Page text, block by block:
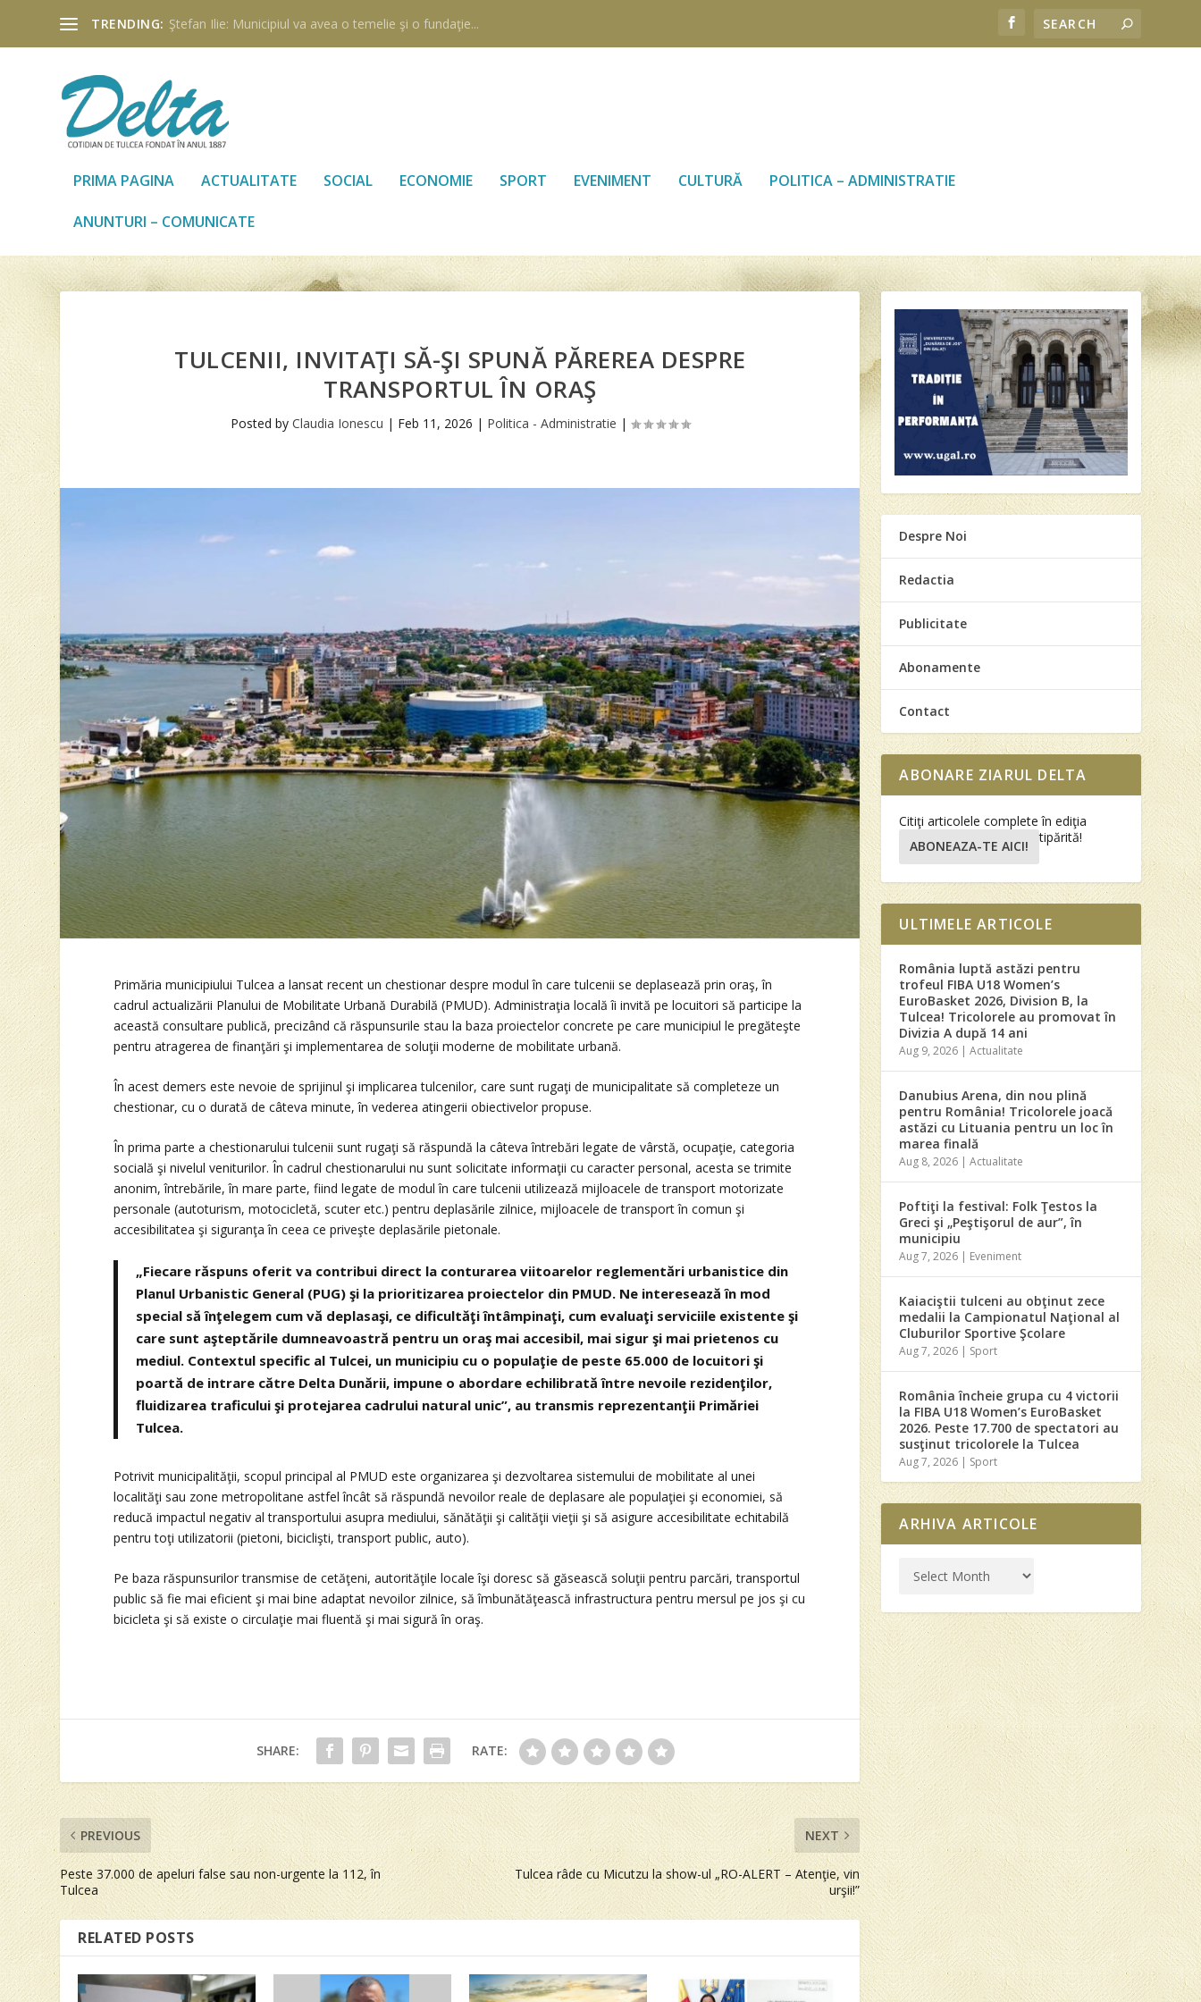
TRENDING: Ştefan Ilie: Municipiul va avea o temelie şi o fundaţie...
PRIMA PAGINA ACTUALITATE SOCIAL ECONOMIE SPORT EVENIMENT CULTURĂ POLITICA – ADMINISTRATIE
ANUNTURI – COMUNICATE
TULCENII, INVITAŢI SĂ-ŞI SPUNĂ PĂREREA DESPRE
TRANSPORTUL ÎN ORAŞ
Posted by Claudia Ionescu | Feb 11, 2026 | Politica - Administratie |
Primăria municipiului Tulcea a lansat recent un chestionar despre modul în care tulcenii se deplasează prin oraş, în
cadrul actualizării Planului de Mobilitate Urbană Durabilă (PMUD). Administraţia locală îi invită pe locuitori să participe la
această consultare publică, precizând că răspunsurile stau la baza proiectelor concrete pe care municipiul le pregăteşte
pentru atragerea de finanţări şi implementarea de soluţii moderne de mobilitate urbană.
În acest demers este nevoie de sprijinul şi implicarea tulcenilor, care sunt rugaţi de municipalitate să completeze un
chestionar, cu o durată de câteva minute, în vederea atingerii obiectivelor propuse.
În prima parte a chestionarului tulcenii sunt rugaţi să răspundă la câteva întrebări legate de vârstă, ocupaţie, categoria
socială şi nivelul veniturilor. În cadrul chestionarului nu sunt solicitate informaţii cu caracter personal, acesta se trimite
anonim, întrebările, în mare parte, fiind legate de modul în care tulcenii utilizează mijloacele de transport motorizate
personale (autoturism, motocicletă, scuter etc.) pentru deplasările zilnice, mijloacele de transport în comun şi
accesibilitatea şi siguranţa în ceea ce priveşte deplasările pietonale.
„Fiecare răspuns oferit va contribui direct la conturarea viitoarelor reglementări urbanistice din
Planul Urbanistic General (PUG) şi la prioritizarea proiectelor din PMUD. Ne interesează în mod
special să înţelegem cum vă deplasaşi, ce dificultăţi întâmpinaţi, cum evaluaţi serviciile existente şi
care sunt aşteptările dumneavoastră pentru un oraş mai accesibil, mai sigur şi mai prietenos cu
mediul. Contextul specific al Tulcei, un municipiu cu o populaţie de peste 65.000 de locuitori şi
poartă de intrare către Delta Dunării, impune o abordare echilibrată între nevoile rezidenţilor,
fluidizarea traficului şi protejarea cadrului natural unic”, au transmis reprezentanţii Primăriei
Tulcea.
Potrivit municipalităţii, scopul principal al PMUD este organizarea şi dezvoltarea sistemului de mobilitate al unei
localităţi sau zone metropolitane astfel încât să răspundă nevoilor reale de deplasare ale populaţiei şi economiei, să
reducă impactul negativ al transportului asupra mediului, sănătăţii şi calităţii vieţii şi să asigure accesibilitate echitabilă
pentru toţi utilizatorii (pietoni, biciclişti, transport public, auto).
Pe baza răspunsurilor transmise de cetăţeni, autorităţile locale îşi doresc să găsească soluţii pentru parcări, transportul
public să fie mai eficient şi mai bine adaptat nevoilor zilnice, să îmbunătăţească infrastructura pentru mersul pe jos şi cu
bicicleta şi să existe o circulaţie mai fluentă şi mai sigură în oraş.
SHARE: RATE:
PREVIOUS
Peste 37.000 de apeluri false sau non-urgente la 112, în
Tulcea
NEXT
Tulcea râde cu Micutzu la show-ul „RO-ALERT – Atenţie, vin
urşii!”
RELATED POSTS
Despre Noi
Redactia
Publicitate
Abonamente
Contact
ABONARE ZIARUL DELTA
Citiţi articolele complete în ediţia
tipărită!
ABONEAZA-TE AICI!
ULTIMELE ARTICOLE
România luptă astăzi pentru
trofeul FIBA U18 Women’s
EuroBasket 2026, Division B, la
Tulcea! Tricolorele au promovat în
Divizia A după 14 ani
Aug 9, 2026 |Actualitate
Danubius Arena, din nou plină
pentru România! Tricolorele joacă
astăzi cu Lituania pentru un loc în
marea finală
Aug 8, 2026 |Actualitate
Poftiţi la festival: Folk Ţestos la
Greci şi „Peştişorul de aur”, în
municipiu
Aug 7, 2026 | Eveniment
Kaiaciştii tulceni au obţinut zece
medalii la Campionatul Naţional al
Cluburilor Sportive Şcolare
Aug 7, 2026 | Sport
România încheie grupa cu 4 victorii
la FIBA U18 Women’s EuroBasket
2026. Peste 17.700 de spectatori au
susţinut tricolorele la Tulcea
Aug 7, 2026 | Sport
ARHIVA ARTICOLE